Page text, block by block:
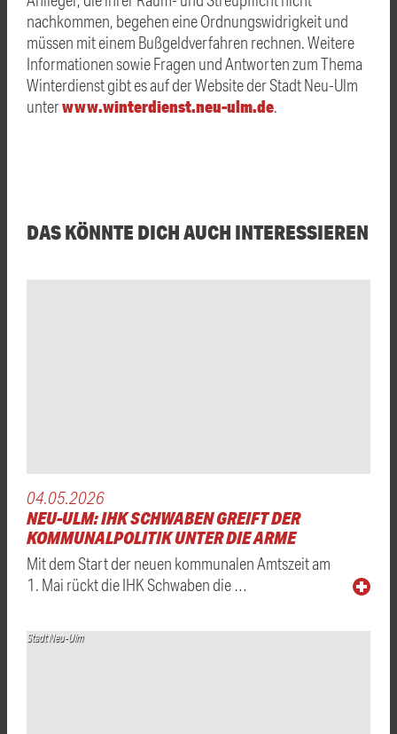
nachkommen, begehen eine Ordnungswidrigkeit und
müssen mit einem Bußgeldverfahren rechnen. Weitere
Informationen sowie Fragen und Antworten zum Thema
Winterdienst gibt es auf der Website der Stadt Neu-Ulm
unterwww.winterdienst.neu-ulm.de.
DAS KÖNNTE DICH AUCH INTERESSIEREN
04.05.2026
NEU-ULM: IHK SCHWABEN GREIFT DER
KOMMUNALPOLITIK UNTER DIE ARME
Mit dem Start der neuen kommunalen Amtszeit am
1. Mai rückt die IHK Schwaben die …
Stadt Neu-Ulm